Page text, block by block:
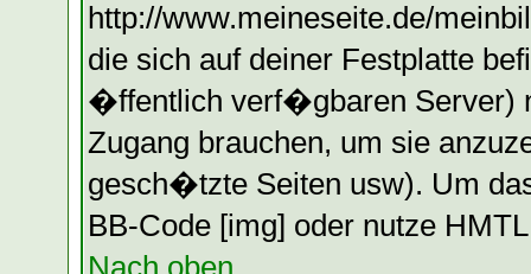
http://www.meineseite.de/
die sich auf deiner Festplatte
�ffentlich verf�gbaren Server)
Zugang brauchen, um sie
gesch�tzte Seiten usw). Um
BB-Code [img] oder nutze
Nach oben